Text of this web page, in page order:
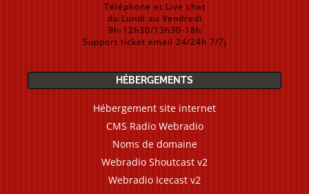
Téléphone et Live chat
du Lundi au Vendredi
9h-12h30/13h30-18h
Support ticket email 24/24h 7/7j
HÉBERGEMENTS
Hébergement site internet
CMS Radio Webradio
Noms de domaine
Webradio Shoutcast v2
Webradio Icecast v2